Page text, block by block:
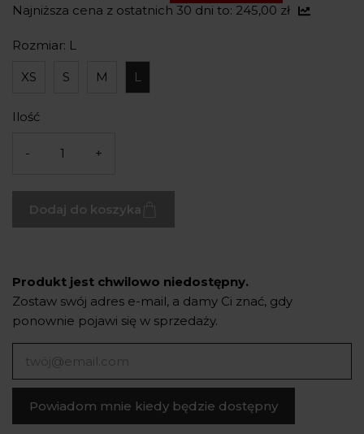
Najniższa cena z ostatnich 30 dni to: 245,00 zł
Rozmiar: L
XS S M L
Ilość
- +
Dodaj do koszyka
Produkt jest chwilowo niedostępny.
Zostaw swój adres e-mail, a damy Ci znać, gdy
ponownie pojawi się w sprzedaży.
Powiadom mnie kiedy będzie dostępny